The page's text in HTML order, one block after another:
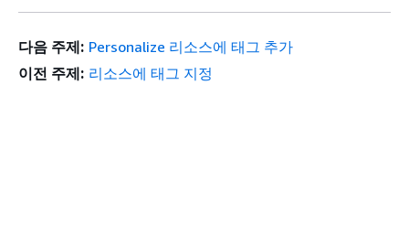
다음 주제: Personalize 리소스에 태그 추가
이전 주제: 리소스에 태그 지정